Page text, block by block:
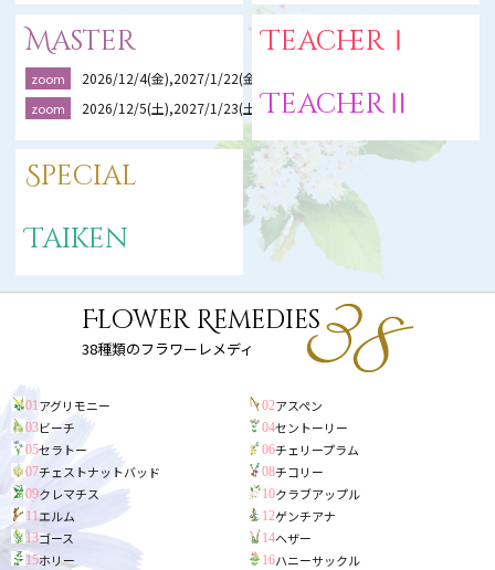
Master
zoom 2026/12/4(金),2027/1/22(金),2/19(金)
zoom 2026/12/5(土),2027/1/23(土),2/20(土)
TeacherⅠ
TeacherⅡ
Special
Taiken
Flower Remedies
38種類のフラワーレメディ
01 アグリモニー 02アスペン
03ビーチ 04セントーリー
05セラトー 06チェリープラム
07チェストナットバッド 08チコリー
09クレマチス 10クラブアップル
11エルム 12ゲンチアナ
13ゴース 14ヘザー
15ホリー 16ハニーサックル